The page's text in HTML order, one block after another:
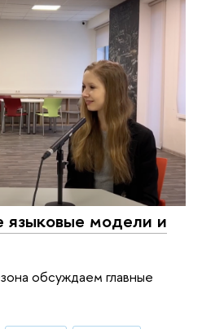
языковые модели и
обсуждаем главные